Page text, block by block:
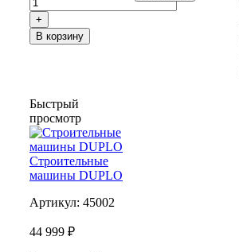
+
В корзину
Быстрый
просмотр
Строительные
машины DUPLO
Артикул: 45002
44 999 ₽